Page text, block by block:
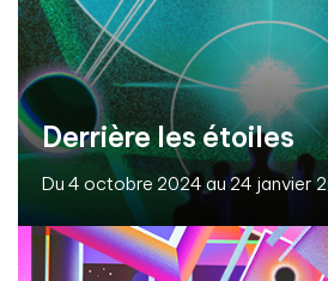
Derrière les étoiles
Du 4 octobre 2024 au 24 janvier